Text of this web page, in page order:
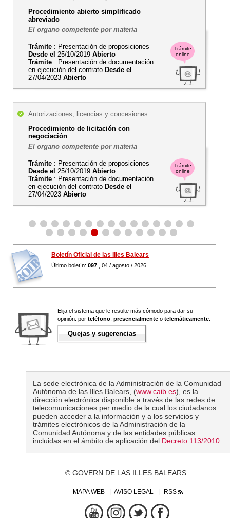
Trámite
online
Procedimiento abierto simplificado
abreviado
El organo competente por materia
Trámite : Presentación de proposiciones
Desde el 25/10/2019 Abierto
Trámite : Presentación de documentación
en ejecución del contrato Desde el
27/04/2023 Abierto
Trámite
online
Autorizaciones, licencias y concesiones
Procedimiento de licitación con
negociación
El organo competente por materia
Trámite : Presentación de proposiciones
Desde el 25/10/2019 Abierto
Trámite : Presentación de documentación
en ejecución del contrato Desde el
27/04/2023 Abierto
Boletín Oficial de las Illes Balears
Último boletín: 097 , 04 / agosto / 2026
Elija el sistema que le resulte más cómodo para dar su
opinión: por teléfono presencialmente o telemáticamente
Quejas y sugerencias
La sede electrónica de la Administración de la Comunidad
Autónoma de las Illes Balears, (www.caib.es), es la
dirección electrónica disponible a través de las redes de
telecomunicaciones per medio de la cual los ciudadanos
pueden acceder a la información y a los servicios y
trámites electrónicos de la Administración de la
Comunidad Autónoma y de las entidades públicas
incluidas en el ámbito de aplicación del Decreto 113/2010
© GOVERN DE LAS ILLES BALEARS
MAPA WEB AVISO LEGAL RSS